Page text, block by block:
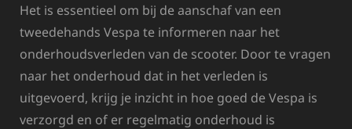
Het is essentieel om bij de aanschaf van een
tweedehands Vespa te informeren naar het
onderhoudsverleden van de scooter. Door te vragen
naar het onderhoud dat in het verleden is
uitgevoerd, krijg je inzicht in hoe goed de Vespa is
verzorgd en of er regelmatig onderhoud is